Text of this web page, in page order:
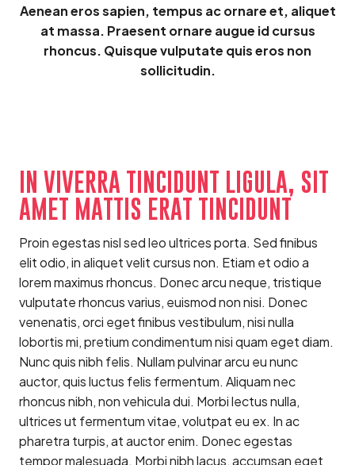
Aenean eros sapien, tempus ac ornare et, aliquet
at massa. Praesent ornare augue id cursus
rhoncus. Quisque vulputate quis eros non
sollicitudin.
IN VIVERRA TINCIDUNT LIGULA, SIT
AMET MATTIS ERAT TINCIDUNT
Proin egestas nisl sed leo ultrices porta. Sed finibus
elit odio, in aliquet velit cursus non. Etiam et odio a
lorem maximus rhoncus. Donec arcu neque, tristique
vulputate rhoncus varius, euismod non nisi. Donec
venenatis, orci eget finibus vestibulum, nisi nulla
lobortis mi, pretium condimentum nisi quam eget diam.
Nunc quis nibh felis. Nullam pulvinar arcu eu nunc
auctor, quis luctus felis fermentum. Aliquam nec
rhoncus nibh, non vehicula dui. Morbi lectus nulla,
ultrices ut fermentum vitae, volutpat eu ex. In ac
pharetra turpis, at auctor enim. Donec egestas
tempor malesuada. Morbi nibh lacus, accumsan eget